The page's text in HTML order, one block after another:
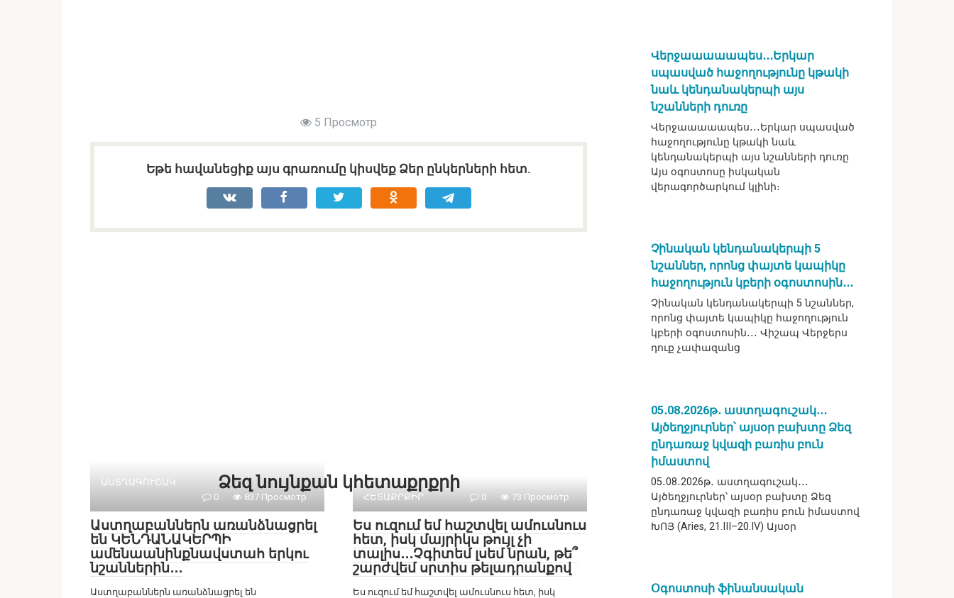
5 Просмотр
Եթե հավանեցիք այս գրառումը կիսվեք Ձեր ընկերների հետ.
Ձեզ նույնքան կհետաքրքրի
ԱՍՏՂԱԳՈՒՇԱԿ
0
837 Просмотр
Աստղաբաններն առանձնացրել
են ԿԵՆԴԱՆԱԿԵՐՊԻ
ամենաանինքնավստահ երկու
նշաններին․․․
Աստղաբաններն առանձնացրել են
ՀԵՏԱՔՐՔԻՐ 0 73 Просмотр
Ես ուզում եմ հաշտվել ամուսնուս
հետ, իսկ մայրիկս թույլ չի
տալիս․․․Չգիտեմ լսեմ նրան, թե՞
շարժվեմ սրտիս թելադրանքով
Ես ուզում եմ հաշտվել ամուսնուս հետ, իսկ
Վերջաաաաապես․․․Երկար
սպասված հաջողությունը կթակի
նաև կենդանակերպի այս
նշանների դուռը
Վերջաաաաապես․․․Երկար սպասված
հաջողությունը կթակի նաև
կենդանակերպի այս նշանների դուռը
Այս օգոստոսը իսկական
վերագործարկում կլինի։
Չինական կենդանակերպի 5
նշաններ, որոնց փայտե կապիկը
հաջողություն կբերի օգոստոսին․․․
Չինական կենդանակերպի 5 նշաններ,
որոնց փայտե կապիկը հաջողություն
կբերի օգոստոսին․․․ Վիշապ Վերջերս
դուք չափազանց
05․08․2026թ․ աստղագուշակ․․․
Այծեղջյուրներ՝ այսօր բախտը Ձեզ
ընդառաջ կվազի բառիս բուն
իմաստով
05․08․2026թ․ աստղագուշակ․․․
Այծեղջյուրներ՝ այսօր բախտը Ձեզ
ընդառաջ կվազի բառիս բուն իմաստով
ԽՈՅ (Aries, 21.III–20.IV) Այսօր
Օգոստոսի ֆինանսական